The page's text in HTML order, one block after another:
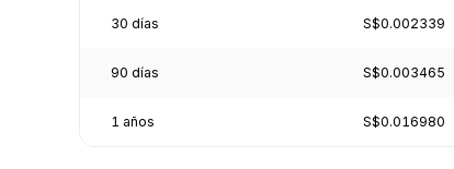
30 días S$0.002339
90 días S$0.003465
1 años S$0.016980